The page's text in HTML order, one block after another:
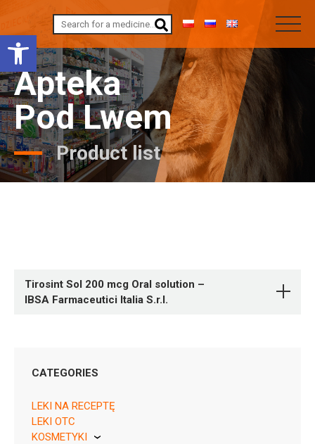
Open toolbar
Apteka
Pod Lwem
Product list
Tirosint Sol 200 mcg Oral solution –
IBSA Farmaceutici Italia S.r.l.
08033638953129, Rp 30 poj. 1 ml,
05909991421953, Rp, Deleted
CATEGORIES
LEKI NA RECEPTĘ
LEKI OTC
KOSMETYKI